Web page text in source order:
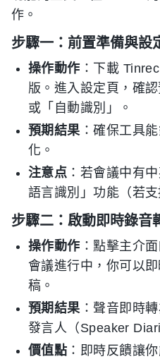
作。
步驟一：前置準備與設
操作動作 ：下載
版。進入設定頁，確
或「自動識別」。
預期結果：確保工具
化。
注意点 ：若會議中有
語言識別」功能（若支
步驟二：啟動即時錄音
操作動作 ：點擊主介
會議進行中，你可以
稿。
預期結果：聲音即時
發言人（Speaker
價值點 ：即時反饋讓